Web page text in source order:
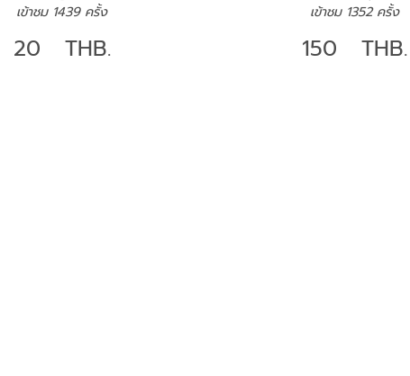
เข้าชม 1439 ครั้ง
20 THB.
เข้าชม 1352 ครั้ง
150 THB.